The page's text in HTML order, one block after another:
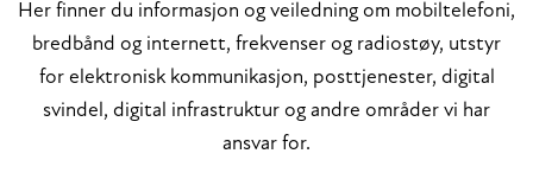
Her finner du informasjon og veiledning om mobiltelefoni,
bredbånd og internett, frekvenser og radiostøy, utstyr
for elektronisk kommunikasjon, posttjenester, digital
svindel, digital infrastruktur og andre områder vi har
ansvar for.